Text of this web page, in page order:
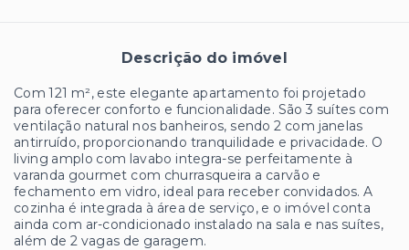
Descrição do imóvel
Com 121 m², este elegante apartamento foi projetado
para oferecer conforto e funcionalidade. São 3 suítes com
ventilação natural nos banheiros, sendo 2 com janelas
antirruído, proporcionando tranquilidade e privacidade. O
living amplo com lavabo integra-se perfeitamente à
varanda gourmet com churrasqueira a carvão e
fechamento em vidro, ideal para receber convidados. A
cozinha é integrada à área de serviço, e o imóvel conta
ainda com ar-condicionado instalado na sala e nas suítes,
além de 2 vagas de garagem.